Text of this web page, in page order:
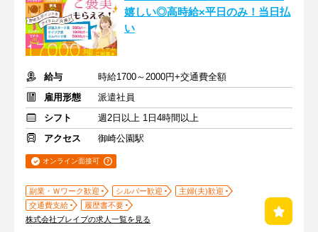
嬉しい◎高時給×平日のみ！当日払
い
給与
時給1700～2000円+交通費全額
雇用形態
派遣社員
シフト
週2日以上 1日4時間以上
アクセス
御崎公園駅
オンライン面接可
副業・Ｗワーク歓迎 シルバー歓迎
主婦(夫)歓迎
交通費支給
履歴書不要
株式会社ブレイブの求人一覧を見る